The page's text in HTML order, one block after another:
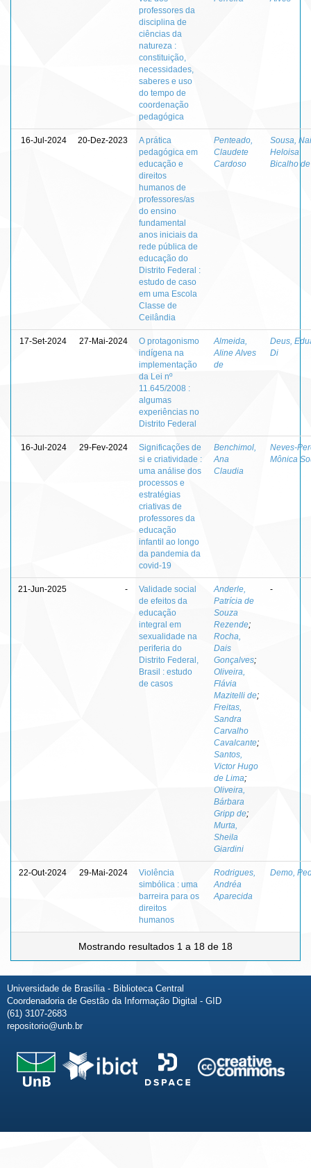
professores da
disciplina de
ciências da
natureza :
constituição,
necessidades,
saberes e uso
do tempo de
coordenação
pedagógica
16-Jul-2024 20-Dez-2023
A prática
pedagógica em
educação e
direitos
humanos de
professores/as
do ensino
fundamental
anos iniciais da
rede pública de
educação do
Distrito Federal :
estudo de caso
em uma Escola
Classe de
Ceilândia
Penteado,
Claudete
Cardoso
Sousa,
Heloisa
Bicalho de
17-Set-2024 27-Mai-2024
O protagonismo
indígena na
implementação
da Lei nº
11.645/2008 :
algumas
experiências no
Distrito Federal
Almeida,
Aline Alves
de
Deus,
Di
16-Jul-2024 29-Fev-2024
Significações de
si e criatividade :
uma análise dos
processos e
estratégias
criativas de
professores da
educação
infantil ao longo
da pandemia da
covid-19
Benchimol,
Ana
Claudia
Neves-
Mônica
21-Jun-2025 -
Validade social
de efeitos da
educação
integral em
sexualidade na
periferia do
Distrito Federal,
Brasil : estudo
de casos
Anderle,
Patrícia de
Souza
Rezende;
Rocha,
Dais
Gonçalves;
Oliveira,
Flávia
Mazitelli de;
Freitas,
Sandra
Carvalho
Cavalcante;
Santos,
Victor Hugo
de Lima;
Oliveira,
Bárbara
Gripp de;
Murta,
Sheila
Giardini
-
22-Out-2024 29-Mai-2024
Violência
simbólica : uma
barreira para os
direitos
humanos
Rodrigues,
Andréa
Aparecida
Demo,
Mostrando resultados 1 a 18 de 18
Universidade de Brasília - Biblioteca Central
Coordenadoria de Gestão da Informação Digital - GID
(61) 3107-2683
repositorio@unb.br